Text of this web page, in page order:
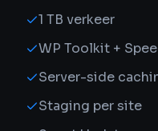
1 TB verkeer
WP Toolkit +
Server-side
Staging per site